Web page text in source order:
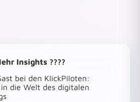
Insights ????
bei den KlickPiloten:
in die Welt des digitalen